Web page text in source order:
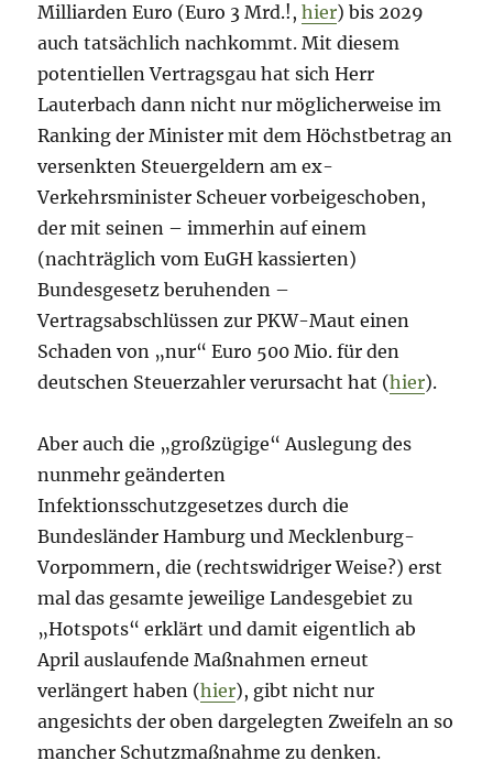
Milliarden Euro (Euro 3 Mrd.!,hier) bis 2029
auch tatsächlich nachkommt. Mit diesem
potentiellen Vertragsgau hat sich Herr
Lauterbach dann nicht nur möglicherweise im
Ranking der Minister mit dem Höchstbetrag an
versenkten Steuergeldern am ex-
Verkehrsminister Scheuer vorbeigeschoben,
der mit seinen – immerhin auf einem
(nachträglich vom EuGH kassierten)
Bundesgesetz beruhenden –
Vertragsabschlüssen zur PKW-Maut einen
Schaden von „nur“ Euro 500 Mio. für den
deutschen Steuerzahler verursacht hat (hier).
Aber auch die „großzügige“ Auslegung des
nunmehr geänderten
Infektionsschutzgesetzes durch die
Bundesländer Hamburg und Mecklenburg-
Vorpommern, die (rechtswidriger Weise?) erst
mal das gesamte jeweilige Landesgebiet zu
„Hotspots“ erklärt und damit eigentlich ab
April auslaufende Maßnahmen erneut
verlängert haben (hier), gibt nicht nur
angesichts der oben dargelegten Zweifeln an so
mancher Schutzmaßnahme zu denken.